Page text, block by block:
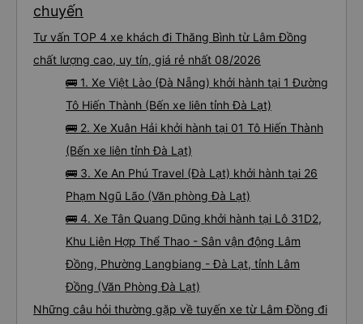
chuyến
Tư vấn TOP 4 xe khách đi Thăng Bình từ Lâm Đồng
chất lượng cao, uy tín, giá rẻ nhất 08/2026
🚌 1. Xe Việt Lào (Đà Nẵng) khởi hành tại 1 Đường
Tô Hiến Thành (Bến xe liên tỉnh Đà Lạt)
🚌 2. Xe Xuân Hải khởi hành tại 01 Tô Hiến Thành
(Bến xe liên tỉnh Đà Lạt)
🚌 3. Xe An Phú Travel (Đà Lạt) khởi hành tại 26
Phạm Ngũ Lão (Văn phòng Đà Lạt)
🚌 4. Xe Tân Quang Dũng khởi hành tại Lô 31D2,
Khu Liên Hợp Thể Thao - Sân vận động Lâm
Đồng, Phường Langbiang - Đà Lạt, tỉnh Lâm
Đồng (Văn Phòng Đà Lạt)
Những câu hỏi thường gặp về tuyến xe từ Lâm Đồng đi